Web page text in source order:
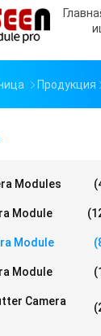
Продукция
Modules
Module
Module
Module
Camera